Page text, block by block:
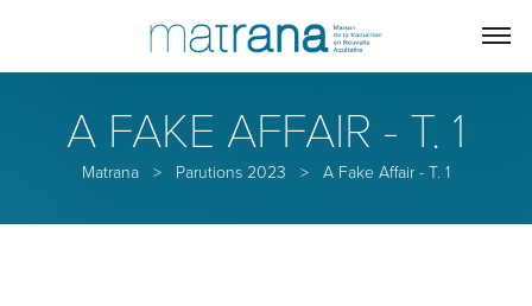
A FAKE AFFAIR - T. 1
Matrana > Parutions 2023 > A Fake Affair - T. 1